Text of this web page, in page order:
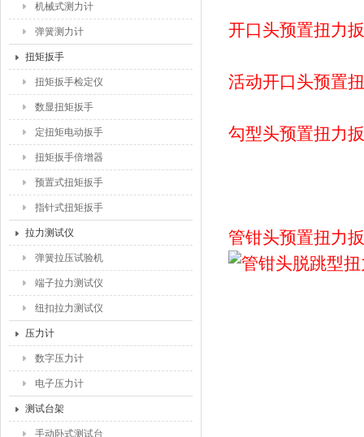
机械式测力计
弹簧测力计
扭矩扳手
扭矩扳手检定仪
数显扭矩扳手
定扭矩电动扳手
扭矩扳手倍增器
预置式扭矩扳手
指针式扭矩扳手
拉力测试仪
弹簧拉压试验机
端子拉力测试仪
纽扣拉力测试仪
压力计
数字压力计
电子压力计
测试台架
手动卧式测试台
开口头预置扭力
活动开口头预置
勾型头预置扭力
管钳头预置扭力